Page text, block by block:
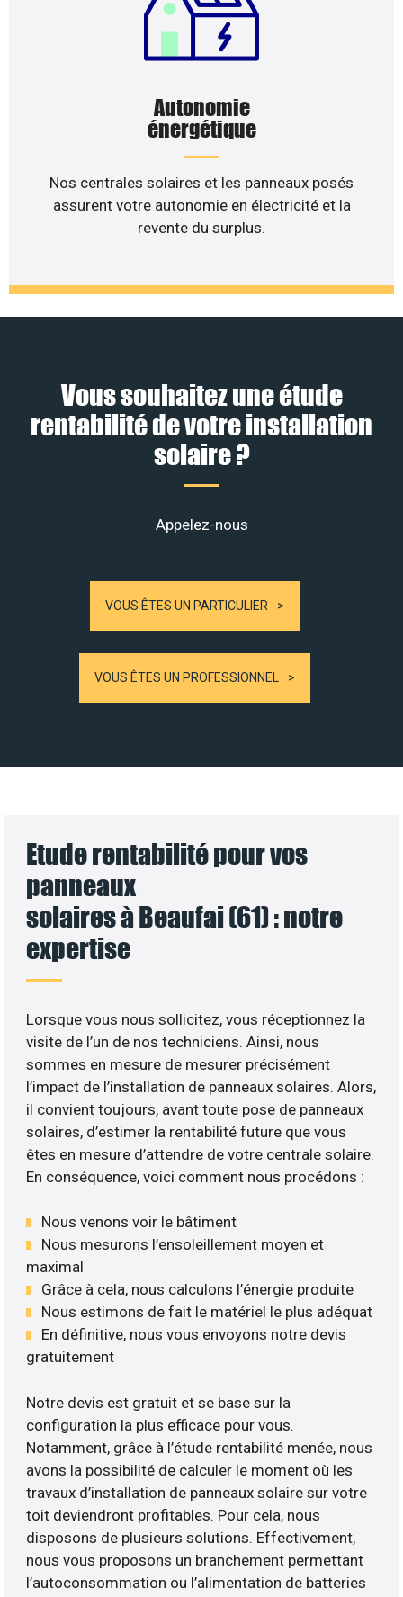
Autonomie
énergétique
Nos centrales solaires et les panneaux posés
assurent votre autonomie en électricité et la
revente du surplus.
Vous souhaitez une étude
rentabilité de votre installation
solaire ?
Appelez-nous
VOUS ÊTES UN PARTICULIER
VOUS ÊTES UN PROFESSIONNEL
Etude rentabilité pour vos
panneaux
solaires à Beaufai (61) : notre
expertise
Lorsque vous nous sollicitez, vous réceptionnez la
visite de l’un de nos techniciens. Ainsi, nous
sommes en mesure de mesurer précisément
l’impact de l’installation de panneaux solaires. Alors,
il convient toujours, avant toute pose de panneaux
solaires, d’estimer la rentabilité future que vous
êtes en mesure d’attendre de votre centrale solaire.
En conséquence, voici comment nous procédons :
Nous venons voir le bâtiment
Nous mesurons l’ensoleillement moyen et
maximal
Grâce à cela, nous calculons l’énergie produite
Nous estimons de fait le matériel le plus adéquat
En définitive, nous vous envoyons notre devis
gratuitement
Notre devis est gratuit et se base sur la
configuration la plus efficace pour vous.
Notamment, grâce à l’étude rentabilité menée, nous
avons la possibilité de calculer le moment où les
travaux d’installation de panneaux solaire sur votre
toit deviendront profitables. Pour cela, nous
disposons de plusieurs solutions. Effectivement,
nous vous proposons un branchement permettant
l’autoconsommation ou l’alimentation de batteries